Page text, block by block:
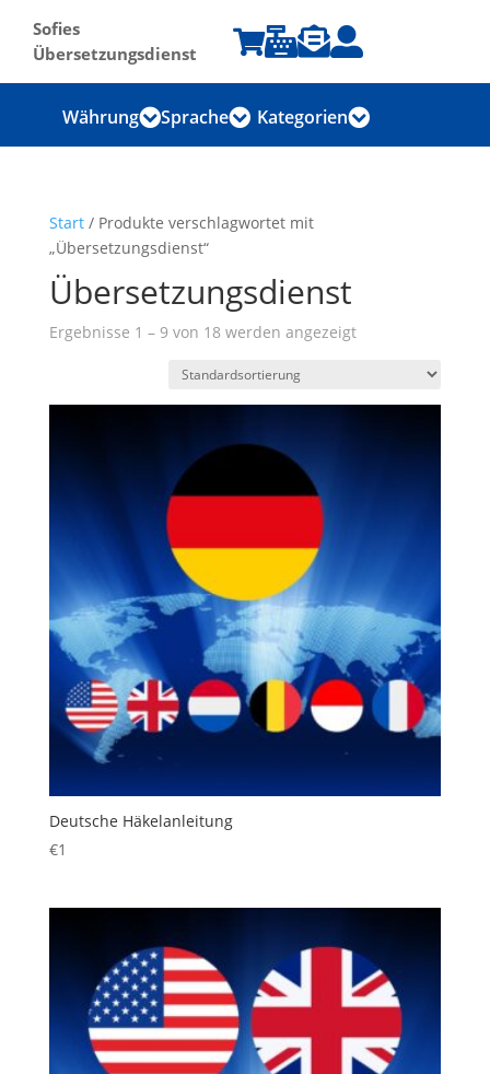
Sofies
Übersetzungsdienst

Kategorien
WährungSprache
Start/ Produkte verschlagwortet mit
„Übersetzungsdienst“
Übersetzungsdienst
Ergebnisse 1 – 9 von 18 werden angezeigt
Deutsche Häkelanleitung
€1